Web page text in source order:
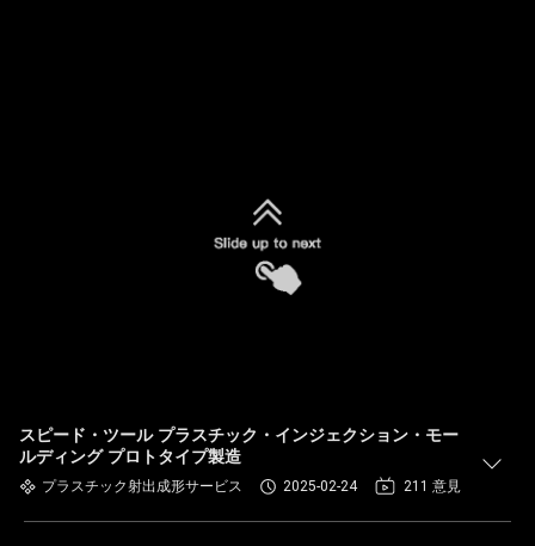
スピード・ツール プラスチック・インジェクション・モー
ルディング プロトタイプ製造
プラスチック射出成形サービス 2025-02-24 211 意見